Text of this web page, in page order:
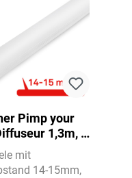
Pimp your
1,3m, A
A serrer,
Blanc
mit
14-15mm